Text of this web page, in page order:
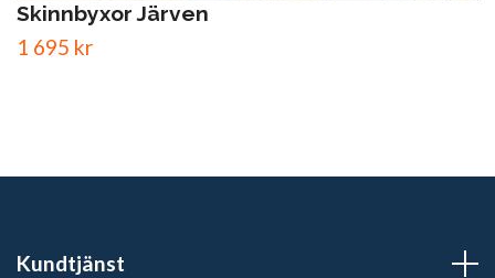
Skinnbyxor Järven
1 695 kr
Kundtjänst